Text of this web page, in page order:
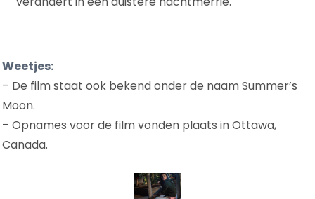
Weetjes:
– De film staat ook bekend onder de naam Summer’s
Moon.
– Opnames voor de film vonden plaats in Ottawa,
Canada.